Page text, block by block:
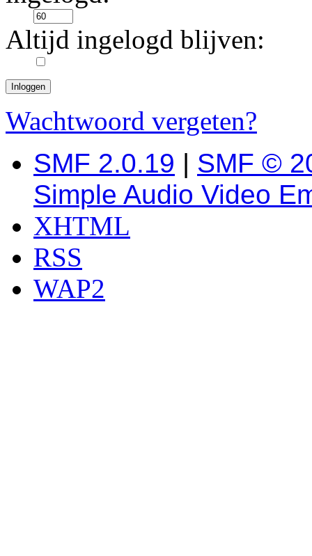
Altijd ingelogd blijven:
Wachtwoord vergeten?
SMF 2.0.19 | SMF ©
Simple Audio Video
XHTML
RSS
WAP2